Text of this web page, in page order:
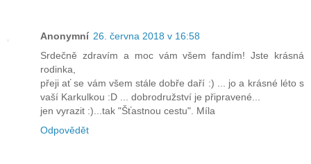
Anonymní 26. června 2018 v 16:58
Srdečně zdravím a moc vám všem fandím! Jste krásná
rodinka,
přeji ať se vám všem stále dobře daří :) ... jo a krásné léto s
vaší Karkulkou :D ... dobrodružství je připravené...
jen vyrazit :)...tak "Šťastnou cestu". Míla
Odpovědět